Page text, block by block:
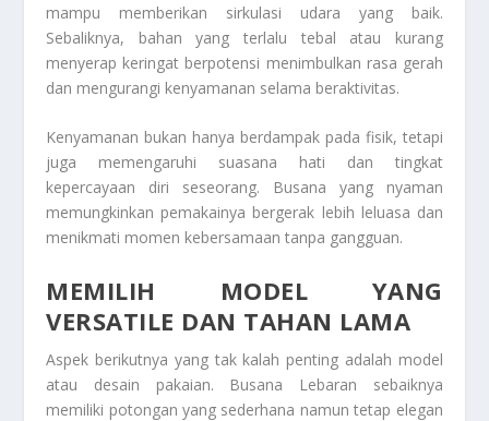
mampu memberikan sirkulasi udara yang baik.
Sebaliknya, bahan yang terlalu tebal atau kurang
menyerap keringat berpotensi menimbulkan rasa gerah
dan mengurangi kenyamanan selama beraktivitas.
Kenyamanan bukan hanya berdampak pada fisik, tetapi
juga memengaruhi suasana hati dan tingkat
kepercayaan diri seseorang. Busana yang nyaman
memungkinkan pemakainya bergerak lebih leluasa dan
menikmati momen kebersamaan tanpa gangguan.
MEMILIH MODEL YANG
VERSATILE DAN TAHAN LAMA
Aspek berikutnya yang tak kalah penting adalah model
atau desain pakaian. Busana Lebaran sebaiknya
memiliki potongan yang sederhana namun tetap elegan